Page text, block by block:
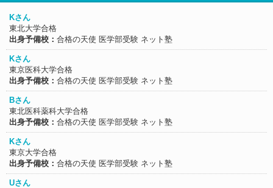
Kさん
東北大学合格
出身予備校： 合格の天使 医学部受験 ネット塾
Kさん
東京医科大学合格
出身予備校： 合格の天使 医学部受験 ネット塾
Bさん
東北医科薬科大学合格
出身予備校： 合格の天使 医学部受験 ネット塾
Kさん
東京大学合格
出身予備校： 合格の天使 医学部受験 ネット塾
Uさん